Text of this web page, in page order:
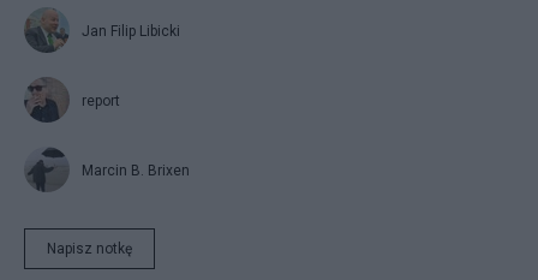
Jan Filip Libicki
report
Marcin B. Brixen
Napisz notkę